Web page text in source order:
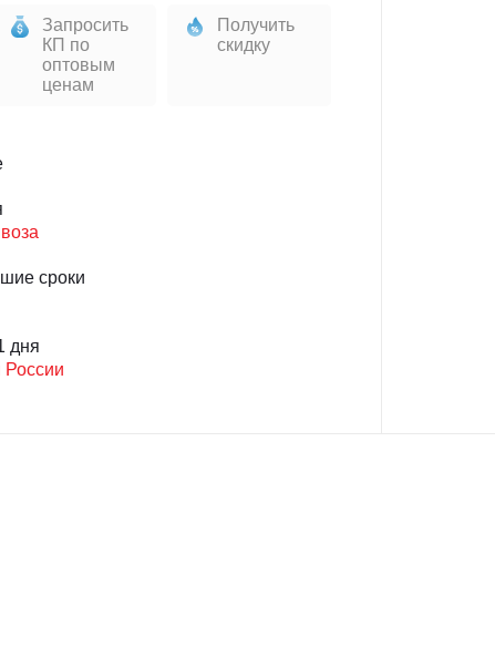
Запросить
КП по
оптовым
ценам
Получить
скидку
сроки
дня
России